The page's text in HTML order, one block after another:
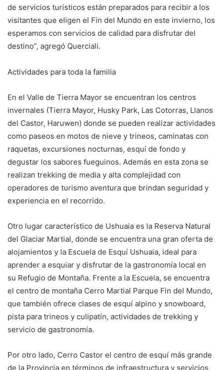
de servicios turísticos están preparados para recibir a los
visitantes que eligen el Fin del Mundo en este invierno, los
esperamos con servicios de calidad para disfrutar del
destino”, agregó Querciali.
Actividades para toda la familia
En el Valle de Tierra Mayor se encuentran los centros
invernales (Tierra Mayor, Husky Park, Las Cotorras, Llanos
del Castor, Haruwen) donde se pueden realizar actividades
como paseos en motos de nieve y trineos, caminatas con
raquetas, excursiones nocturnas, esquí de fondo y
degustar los sabores fueguinos. Además en esta zona se
realizan trekking de media y alta complejidad con
operadores de turismo aventura que brindan seguridad y
experiencia en el recorrido.
Otro lugar característico de Ushuaia es la Reserva Natural
del Glaciar Martial, donde se encuentra una gran oferta de
alojamientos y la Escuela de Esquí Ushuaia, ideal para
aprender a esquiar y disfrutar de la gastronomía local en
su Refugio de Montaña. Frente a la Escuela, se encuentra
el centro de montaña Cerro Martial Parque Fin del Mundo,
que también ofrece clases de esquí alpino y snowboard,
pista para trineos y culipatín, actividades de trekking y
servicio de gastronomía.
Por otro lado, Cerro Castor el centro de esquí más grande
de la Provincia en términos de infraestructura y servicios,